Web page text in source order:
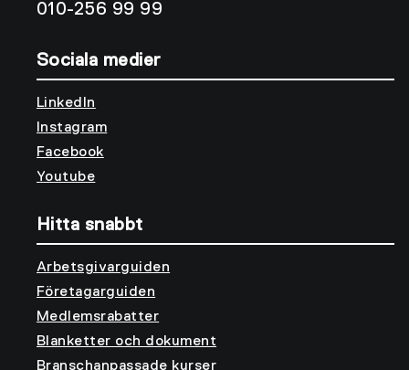
010-256 99 99
Sociala medier
LinkedIn
Instagram
Facebook
Youtube
Hitta snabbt
Arbetsgivarguiden
Företagarguiden
Medlemsrabatter
Blanketter och dokument
Branschanpassade kurser